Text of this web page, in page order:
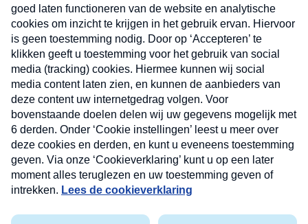
Verzend
Nieuwsbrief
Neem hier een gratis abonnement op onze
nieuwsbrief. Elke vrijdag- en dinsdagochtend in uw